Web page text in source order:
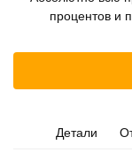
процентов и
Детали